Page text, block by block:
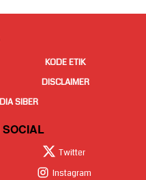
KODE ETIK
DISCLAIMER
SIBER
Twitter
Instagram